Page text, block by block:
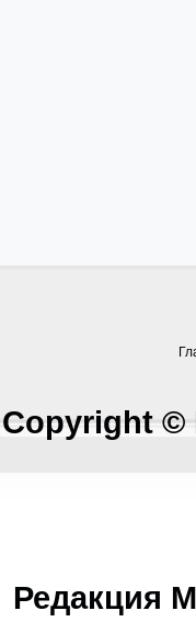
Copyright ©
Редакция